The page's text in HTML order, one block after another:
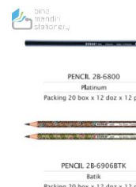
TO
WISHCOMPARE